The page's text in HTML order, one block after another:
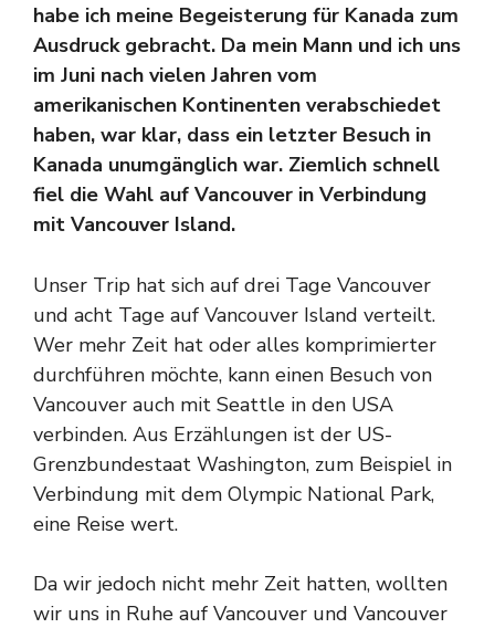
habe ich meine Begeisterung für Kanada zum
Ausdruck gebracht. Da mein Mann und ich uns
im Juni nach vielen Jahren vom
amerikanischen Kontinenten verabschiedet
haben, war klar, dass ein letzter Besuch in
Kanada unumgänglich war. Ziemlich schnell
fiel die Wahl auf Vancouver in Verbindung
mit Vancouver Island.
Unser Trip hat sich auf drei Tage Vancouver
und acht Tage auf Vancouver Island verteilt.
Wer mehr Zeit hat oder alles komprimierter
durchführen möchte, kann einen Besuch von
Vancouver auch mit Seattle in den USA
verbinden. Aus Erzählungen ist der US-
Grenzbundestaat Washington, zum Beispiel in
Verbindung mit dem Olympic National Park,
eine Reise wert.
Da wir jedoch nicht mehr Zeit hatten, wollten
wir uns in Ruhe auf Vancouver und Vancouver